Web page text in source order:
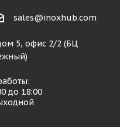
sales@inoxhub.com
5, офис 2/2 (БЦ
до 18:00